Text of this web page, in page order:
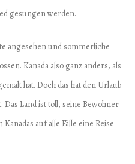
gesungen werden.
angesehen und sommerliche
Kanada also ganz anders, als
hat. Doch das hat den Urlaub
Land ist toll, seine Bewohner
auf alle Fälle eine Reise